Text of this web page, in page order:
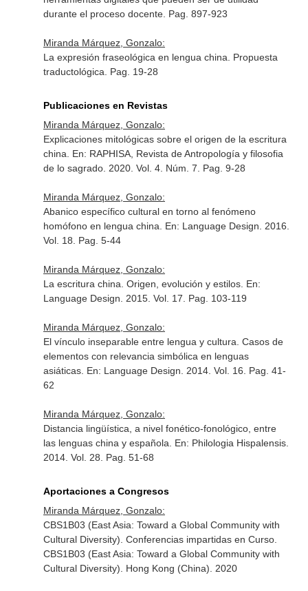
durante el proceso docente. Pag. 897-923
Miranda Márquez, Gonzalo:
La expresión fraseológica en lengua china. Propuesta
traductológica. Pag. 19-28
Publicaciones en Revistas
Miranda Márquez, Gonzalo:
Explicaciones mitológicas sobre el origen de la escritura
china. En: RAPHISA, Revista de Antropología y filosofia
de lo sagrado. 2020. Vol. 4. Núm. 7. Pag. 9-28
Miranda Márquez, Gonzalo:
Abanico específico cultural en torno al fenómeno
homófono en lengua china. En: Language Design . 2016.
Vol. 18. Pag. 5-44
Miranda Márquez, Gonzalo:
La escritura china. Origen, evolución y estilos. En:
Language Design . 2015. Vol. 17. Pag. 103-119
Miranda Márquez, Gonzalo:
El vínculo inseparable entre lengua y cultura. Casos de
elementos con relevancia simbólica en lenguas
asiáticas. En: Language Design . 2014. Vol. 16. Pag. 41-
62
Miranda Márquez, Gonzalo:
Distancia lingüística, a nivel fonético-fonológico, entre
las lenguas china y española. En: Philologia Hispalensis.
2014. Vol. 28. Pag. 51-68
Aportaciones a Congresos
Miranda Márquez, Gonzalo:
CBS1B03 (East Asia: Toward a Global Community with
Cultural Diversity). Conferencias impartidas en Curso.
CBS1B03 (East Asia: Toward a Global Community with
Cultural Diversity). Hong Kong (China). 2020